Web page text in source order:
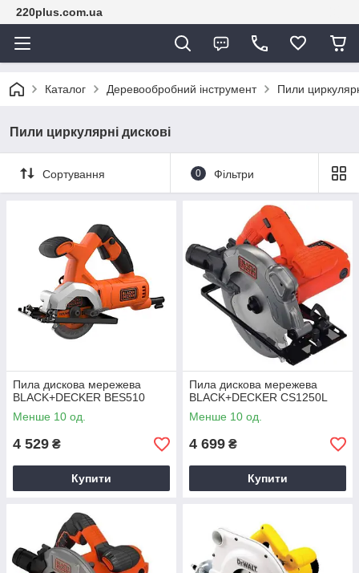
220plus.com.ua
Каталог Деревообробний інструмент Пили
Пили циркулярні дискові
Сортування 0 Фільтри
Пила дискова мережева
BLACK+DECKER BES510
Менше 10 од.
4 529 ₴
Купити
Пила дискова мережева
BLACK+DECKER CS1250L
Менше 10 од.
4 699 ₴
Купити